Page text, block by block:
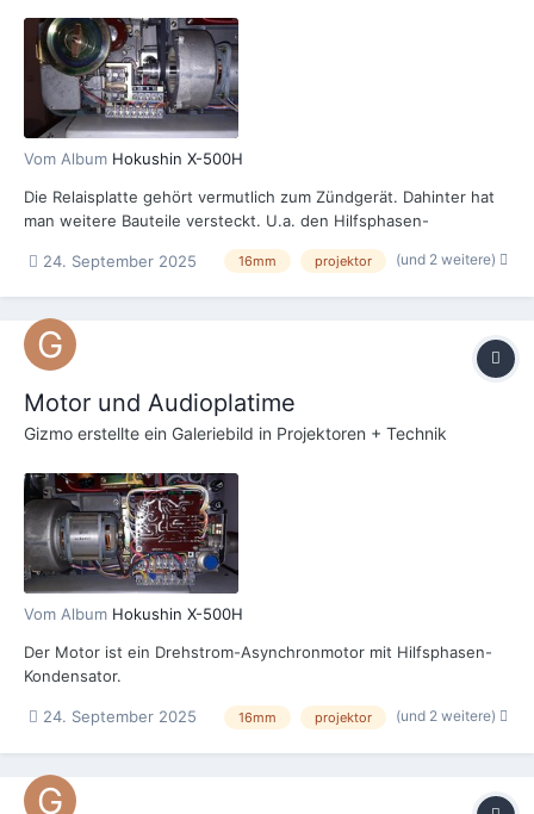
Vom Album Hokushin X-500H
Die Relaisplatte gehört vermutlich zum Zündgerät. Dahinter hat
man weitere Bauteile versteckt. U.a. den Hilfsphasen-
24. September 2025
16mm projektor (und 2 weitere)
Motor und Audioplatime
Gizmo erstellte ein Galeriebild in Projektoren + Technik
Vom Album Hokushin X-500H
Der Motor ist ein Drehstrom-Asynchronmotor mit Hilfsphasen-
Kondensator.
24. September 2025 16mm projektor (und 2 weitere)